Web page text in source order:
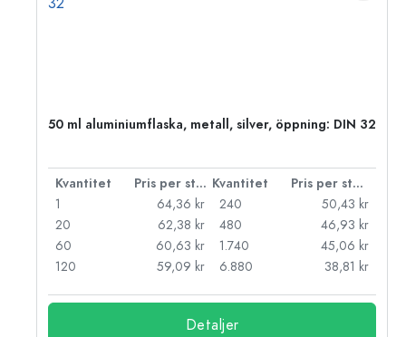
50 ml aluminiumflaska, metall, silver, öppning: DIN 32
Kvantitet Pris per styck Kvantitet
Pris per styck
1
64,36 kr
20
62,38 kr
60
60,63 kr
120
59,09 kr
240
50,43 kr
480
46,93 kr
1.740
45,06 kr
6.880
38,81 kr
Detaljer